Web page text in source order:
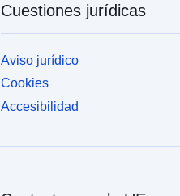
Cuestiones jurídicas
Aviso jurídico
Cookies
Accesibilidad